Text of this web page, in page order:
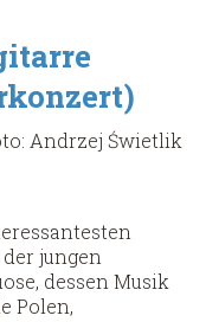
Andrzej Świetlik
jungen
dessen Musik
Polen,